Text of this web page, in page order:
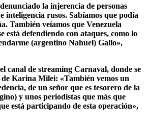
la injerencia de personas
inteligencia rusos. Sabíamos que podía
También veíamos que Venezuela
está defendiendo con ataques, como lo
(argentino Nahuel) Gallo»,
canal de streaming Carnaval, donde se
Karina Milei: «También vemos un
de un señor que es tesorero de la
y unos periodistas que más que
está participando de esta operación»,